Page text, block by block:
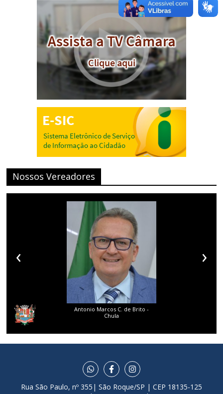
Nossos Vereadores
Antonio Marcos C. de Brito -
Chula
‹ ›
Rua São Paulo, nº 355| São Roque/SP | CEP 18135-125